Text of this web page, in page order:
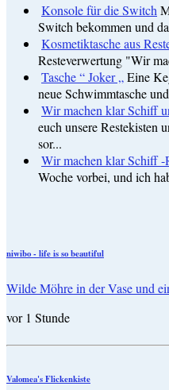
Konsole für die Switch
Switch bekommen und
Kosmetiktasche aus
Resteverwertung "Wir
Tasche “ Joker „ Eine
neue Schwimmtasche
Wir machen klar Schiff
euch unsere Restekisten
sor...
Wir machen klar Schiff -
Woche vorbei, und ich
niwibo - life is so beautiful
Wilde Möhre in der Vase und
vor 1 Stunde
Valomea's Flickenkiste